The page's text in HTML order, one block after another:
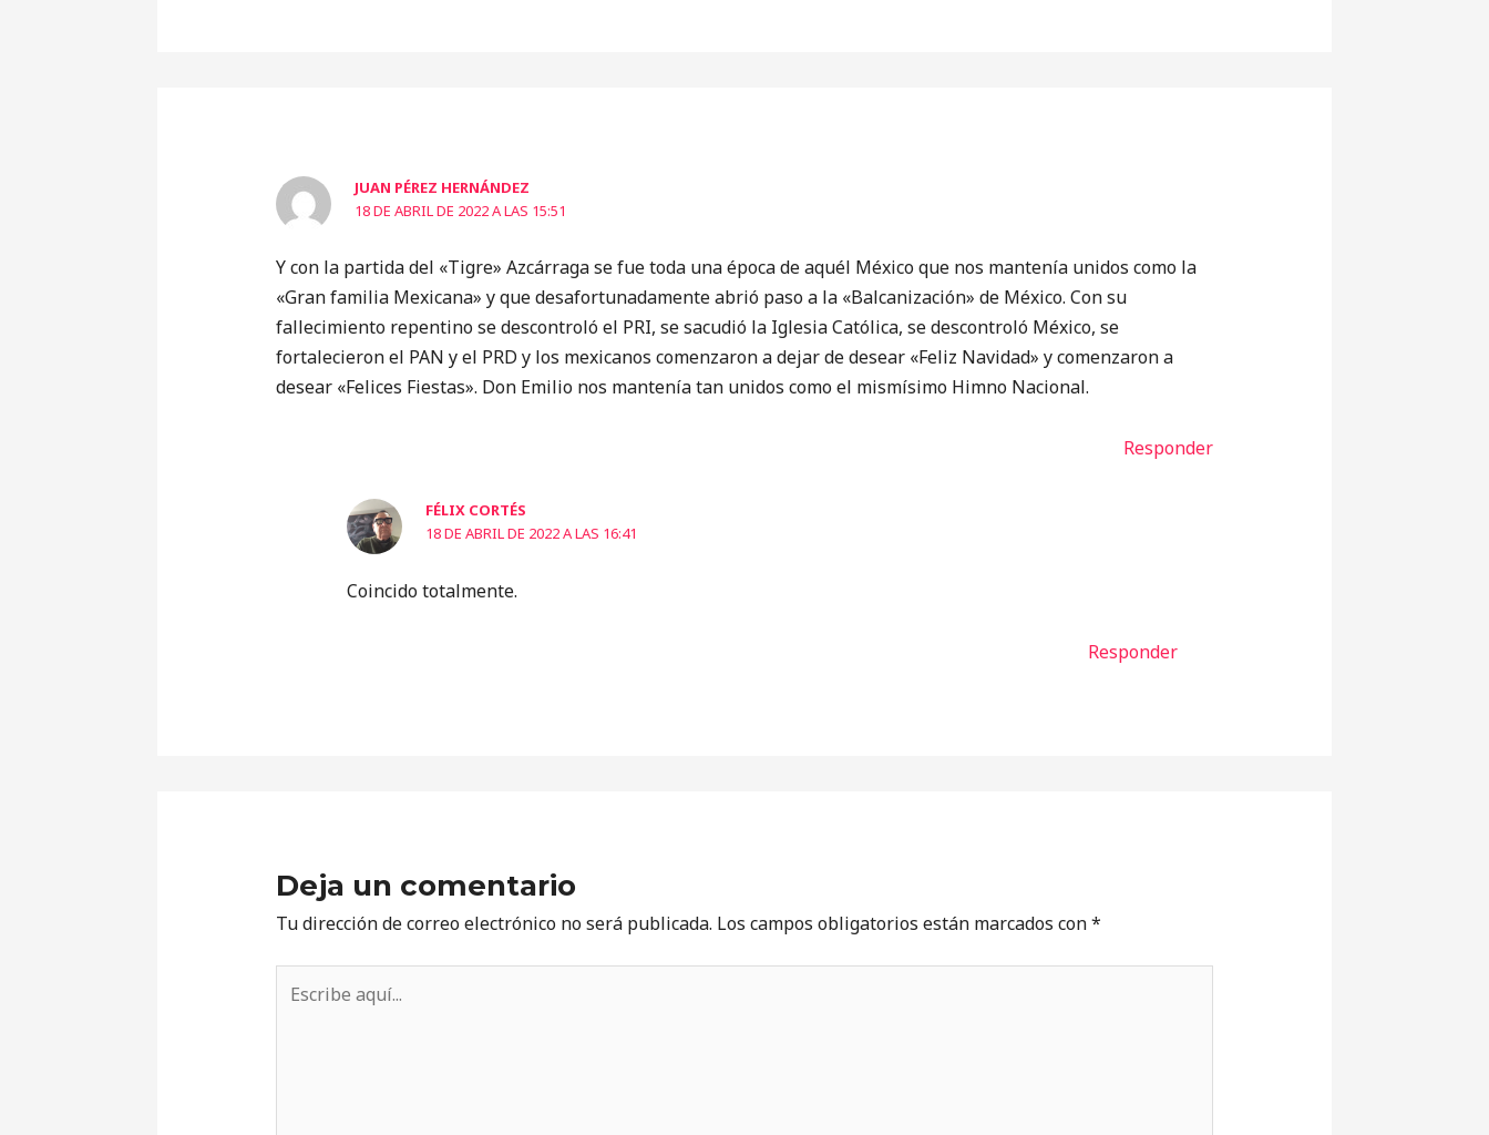
JUAN PÉREZ HERNÁNDEZ
18 DE ABRIL DE 2022 A LAS 15:51
Y con la partida del «Tigre» Azcárraga se fue toda una época de aquél México que nos mantenía unidos como la
«Gran familia Mexicana» y que desafortunadamente abrió paso a la «Balcanización» de México. Con su
fallecimiento repentino se descontroló el PRI, se sacudió la Iglesia Católica, se descontroló México, se
fortalecieron el PAN y el PRD y los mexicanos comenzaron a dejar de desear «Feliz Navidad» y comenzaron a
desear «Felices Fiestas». Don Emilio nos mantenía tan unidos como el mismísimo Himno Nacional.
Responder
FÉLIX CORTÉS
18 DE ABRIL DE 2022 A LAS 16:41
Coincido totalmente.
Responder
Deja un comentario
Tu dirección de correo electrónico no será publicada. Los campos obligatorios están marcados con*
aquí...